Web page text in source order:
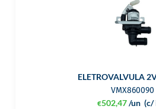
ELETROVALVULA
VMX860090
€502,47 (c/
/un